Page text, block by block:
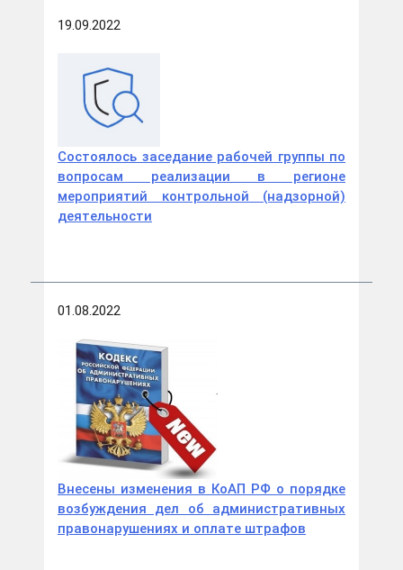
19.09.2022
Состоялось заседание рабочей группы по
вопросам реализации в регионе
мероприятий контрольной (надзорной)
деятельности
01.08.2022
Внесены изменения в КоАП РФ о порядке
возбуждения дел об административных
правонарушениях и оплате штрафов